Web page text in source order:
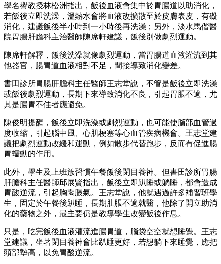
學名譽教授林松洲指出，飯後血液會集中於胃腸道以助消化，
若飯後立即洗澡，溫熱水會將血液改擴散至於皮膚表皮，有礙
消化，建議飯後半小時到一小時後再洗澡；另外，淡水馬偕醫
院胃腸肝膽科主治醫師陳席軒建議，飯後別做劇烈運動。
陳席軒解釋，飯後洗澡就像劇烈運動，當胃腸道血液灌流到其
他器官，腸胃道血液相對不足，間接導致消化變差。
書田診所胃腸肝膽科主任醫師王志堂說，不管是飯後立即洗澡
或飯後劇烈運動，長期下來導致消化不良，引起胃脹不適，尤
其是腸胃不佳者應避免。
陳俊明提醒，飯後立即洗澡或劇烈運動，也可能使腦部血管過
度收縮，引起腦中風、心肌梗塞等心血管疾病機會。王志堂建
議把劇烈運動改緩和運動，例如散步代替跑步，反而有促進腸
胃蠕動的作用。
此外，學生及上班族習慣午餐飯後閉目養神。但書田診所胃腸
肝膽科主任醫師邱展賢指出，飯後立即趴睡或躺睡，都會造成
胃酸逆流，引起胸悶脹氣。王志堂說，他就遇過許多補習班學
生，固定於午餐後趴睡，長期肚脹不適就醫，他除了開立助消
化的藥物之外，最主要仍是教導學生改變飯後作息。
只是，吃完飯後血液灌流進腸胃道，腦袋空空就想睡覺。王志
堂建議，坐著閉目養神會比趴睡更好，若想躺下來睡覺，應把
頭部墊高，以免胃酸逆流。